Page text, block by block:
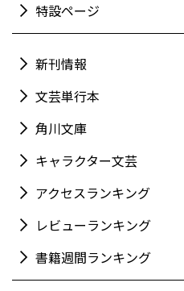
特設ページ
新刊情報
文芸単行本
角川文庫
キャラクター文芸
アクセスランキング
レビューランキング
書籍週間ランキング